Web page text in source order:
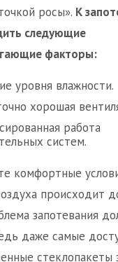
росы». К
следующие
факторы:
уровня влажности.
хорошая
работа
систем.
комфортные
происходит
запотевания
даже самые